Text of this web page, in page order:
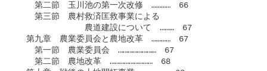
第二節　玉川池の第一次改修　…………　66
第三節　農村救済匡救事業による
農道建設について　………　67
第九章　農業委員会と農地改革　…………　67
第一節　農業委員会　……………………　67
第二節　農地改革　………………………　68